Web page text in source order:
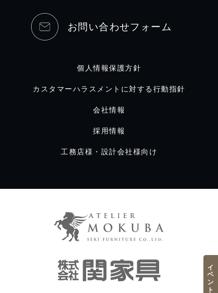
お問い合わせフォーム
個人情報保護方針
カスタマーハラスメントに対する行動指針
会社情報
採用情報
工務店様・設計会社様向け